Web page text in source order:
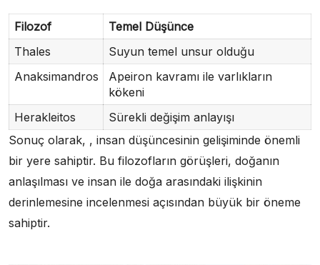
Filozof
Temel Düşünce
Thales
Suyun temel unsur olduğu
Anaksimandros
Apeiron kavramı ile varlıkların
kökeni
Herakleitos
Sürekli değişim anlayışı
Sonuç olarak, , insan düşüncesinin gelişiminde önemli
bir yere sahiptir. Bu filozofların görüşleri, doğanın
anlaşılması ve insan ile doğa arasındaki ilişkinin
derinlemesine incelenmesi açısından büyük bir öneme
sahiptir.